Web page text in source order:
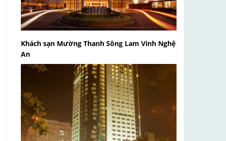
Khách sạn Mường Thanh Sông Lam Vinh Nghệ
An